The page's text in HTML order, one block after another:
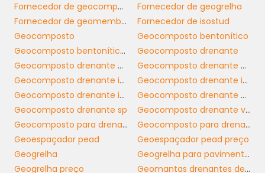
No setor agrícola, os geocompostos ajudam
a preservar a umidade do solo, permitindo
que as culturas cresçam de maneira mais
saudável. Além disso, são amplamente
utilizados em obras de drenagem urbana,
onde a gestão eficiente de águas pluviais é
crucial para evitar enchentes e alagamentos
que causam prejuízos a comunidades inteiras.
VANTAGENS DE INVESTIR
EM GEOCOMPOSTO
Fornecedor de geocomposto para drenagem
Fornecedor de geogrelha
Fornecedor de geomembrana espaçadora
Fornecedor de isostud
Geocomposto
Geocomposto bentonítico
Geocomposto bentonítico sp
Geocomposto drenante
Geocomposto drenante horizontal
Geocomposto drenante horizontal sp
Geocomposto drenante isostud
Geocomposto drenante isostud preço
Geocomposto drenante isostud sp
Geocomposto drenante preço
Geocomposto drenante sp
Geocomposto drenante vertical
Geocomposto para drenagem
Geocomposto para drenagem sp
Geoespaçador pead
Geoespaçador pead preço
Geogrelha
Geogrelha para pavimentação
Geogrelha preço
Geomantas drenantes de isostud